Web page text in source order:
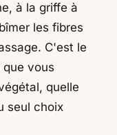
à la griffe à
les fibres
C'est le
que vous
quelle
seul choix